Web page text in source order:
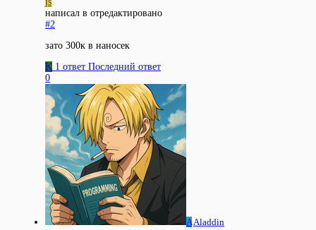
написал в отредактировано
#2
зато 300к в наносек
K 1 ответ Последний ответ
0
A Aladdin